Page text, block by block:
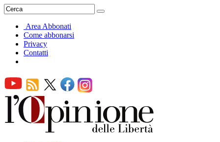
Area Abbonati
Come abbonarsi
Privacy
Contatti